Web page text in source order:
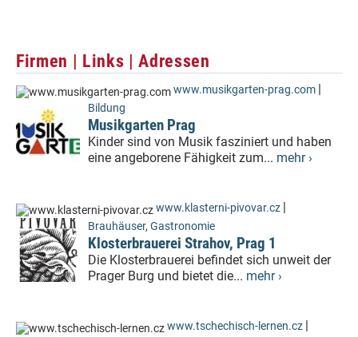
Firmen | Links | Adressen
www.musikgarten-prag.com |
Bildung
Musikgarten Prag
Kinder sind von Musik fasziniert und haben
eine angeborene Fähigkeit zum... mehr ›
www.klasterni-pivovar.cz |
Brauhäuser, Gastronomie
Klosterbrauerei Strahov, Prag 1
Die Klosterbrauerei befindet sich unweit der
Prager Burg und bietet die... mehr ›
www.tschechisch-lernen.cz |